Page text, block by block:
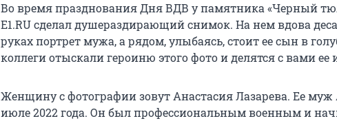
Во время празднования Дня ВДВ у памятника «Черный
E1.RU сделал душераздирающий снимок. На нем вдова
руках портрет мужа, а рядом, улыбаясь, стоит ее сын в
коллеги отыскали героиню этого фото и делятся с вами ее
Женщину с фотографии зовут Анастасия Лазарева. Ее
июле 2022 года. Он был профессиональным военным и